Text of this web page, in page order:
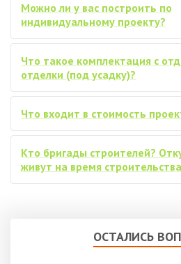
Можно ли у вас построить по
индивидуальному проекту?
Что такое комплектация с
отделки (под усадку)?
Что входит в стоимость
Кто бригады строителей?
живут на время
ОСТАЛИСЬ